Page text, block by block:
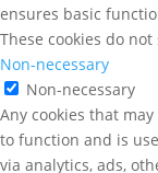
ensures basic
These cookies do
Non-necessary
Non-necessary
Any cookies that
to function and is
via analytics, ads,